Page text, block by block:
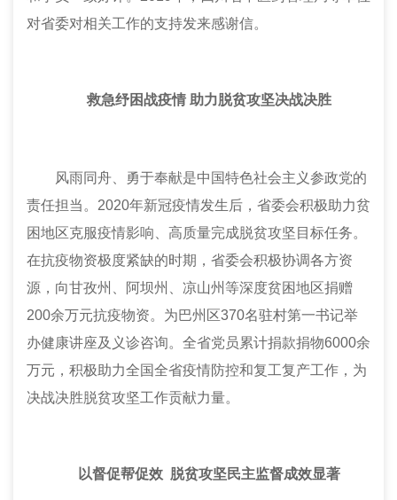
对省委对相关工作的支持发来感谢信。
救急纾困战疫情 助力脱贫攻坚决战决胜
风雨同舟、勇于奉献是中国特色社会主义参政党的
责任担当。2020年新冠疫情发生后，省委会积极助力贫
困地区克服疫情影响、高质量完成脱贫攻坚目标任务。
在抗疫物资极度紧缺的时期，省委会积极协调各方资
源，向甘孜州、阿坝州、凉山州等深度贫困地区捐赠
200余万元抗疫物资。为巴州区370名驻村第一书记举
办健康讲座及义诊咨询。全省党员累计捐款捐物6000余
万元，积极助力全国全省疫情防控和复工复产工作，为
决战决胜脱贫攻坚工作贡献力量。
以督促帮促效 脱贫攻坚民主监督成效显著